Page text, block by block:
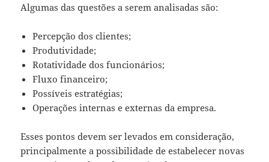
Algumas das questões a serem analisadas são:
Percepção dos clientes;
Produtividade;
Rotatividade dos funcionários;
Fluxo financeiro;
Possíveis estratégias;
Operações internas e externas da empresa.
Esses pontos devem ser levados em consideração,
principalmente a possibilidade de estabelecer novas